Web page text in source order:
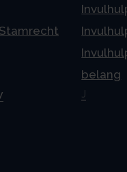
belang
J